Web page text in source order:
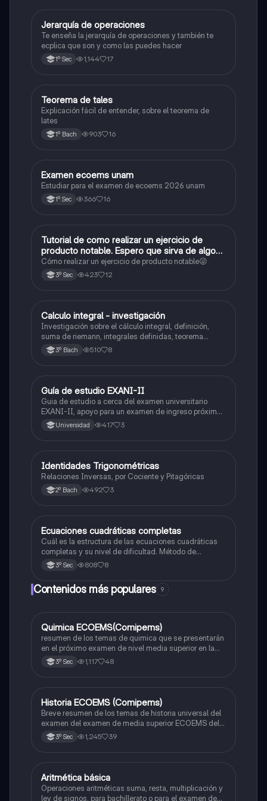
Matemáticas
Jerarquía de operaciones
Te enseña la jerarquía de operaciones y también te
ecplica que son y como las puedes hacer
1º Sec 1,144 17
Matemáticas
Teorema de tales
Explicación fácil de entender, sobre el teorema de
lates
1º Bach 903 16
Español
Examen ecoems unam
Estudiar para el examen de ecoems 2026 unam
1º Sec 366 16
Matemáticas
Tutorial de como realizar un ejercicio de
producto notable. Espero que sirva de algo💕
😜
Cómo realizar un ejercicio de producto notable😜
3º Sec 423 12
Matemáticas
Calculo integral - investigación
Investigación sobre el cálculo integral, definición,
suma de riemann, integrales definidas, teorema
fundamental del cálculo, antiderivadas, integrales
indefinidas y ejemplos.
3º Bach 510 8
Historia
Guía de estudio EXANI-II
Guia de estudio a cerca del examen universitario
EXANI-II, apoyo para un examen de ingreso próximo
2026.Universidad 417 3
Matemáticas
Identidades Trigonométricas
Relaciones Inversas, por Cociente y Pitagóricas
2º Bach 492 3
Matemáticas
Ecuaciones cuadráticas completas
Cuál es la estructura de las ecuaciones cuadráticas
completas y su nivel de dificultad. Método de
solucion
3º Sec 808 8
Contenidos más populares 9
Química
Quimica ECOEMS(Comipems)
resumen de los temas de quimica que se presentarán
en el próximo examen de nivel media superior en la
zona metropolitana de el valle de México
3º Sec 1,117 48
Historia
Historia ECOEMS (Comipems)
Breve resumen de los temas de historia universal del
examen del examen de media superior ECOEMS del
valle de México
3º Sec 1,245 39
Matemáticas
Aritmética básica
Operaciones aritméticas suma, resta, multiplicación y
ley de signos, para bachillerato o para el examen de